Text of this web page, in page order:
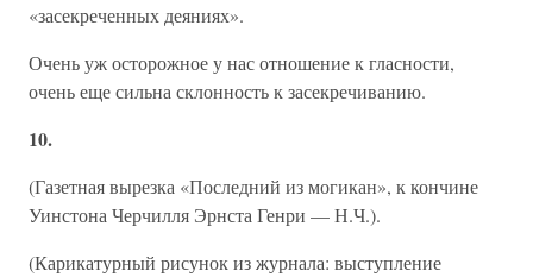
«засекреченных деяниях».
Очень уж осторожное у нас отношение к гласности,
очень еще сильна склонность к засекречиванию.
10.
(Газетная вырезка «Последний из могикан», к кончине
Уинстона Черчилля Эрнста Генри — Н.Ч.).
(Карикатурный рисунок из журнала: выступление